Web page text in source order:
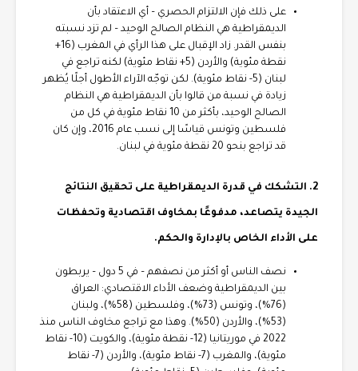
على ذلك فإن الالتزام الحصري – أي الاعتقاد بأن
الديمقراطية هي النظام الصالح الوحيد – لم تزد نسبته
بنفس القدر. زاد الإقبال على هذا الرأي في المغرب (16+
نقطة مئوية) والأردن (5+ نقاط مئوية) لكنه تراجع في
لبنان (5- نقاط مئوية). لكن توجّه الآراء الأطول أجلًا يُظهر
زيادة في نسبة من قالوا بأن الديمقراطية هي النظام
الصالح الوحيد، بأكثر من 10 نقاط مئوية في كل من
فلسطين وتونس قياسًا إلى نسب عام 2016، وإن كان
قد تراجع بنحو 20 نقطة مئوية في لبنان.
2. التشكك في قدرة الديمقراطية على تحقيق النتائج
الجيدة يتصاعد، مدفوعًا بمخاوف اقتصادية وتحفظات
على الأداء الخاص بالإدارة والحكم.
نصف الناس أو أكثر من نصفهم – في 5 دول – يربطون
بين الديمقراطية وضعف الأداء الاقتصادي: العراق
(76%)، وتونس (73%)، وفلسطين (58%)، ولبنان
(53%)، والأردن (50%). وهذا مع تراجع مخاوف الناس منذ
2022 في موريتانيا (12- نقطة مئوية)، والكويت (10- نقاط
مئوية)، والمغرب (7- نقاط مئوية)، والأردن (7- نقاط